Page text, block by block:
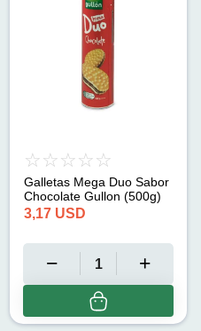
Galletas Mega Duo Sabor
Chocolate Gullon (500g)
3,17 USD